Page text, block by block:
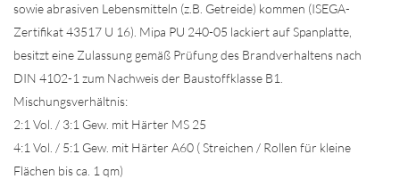
sowie abrasiven Lebensmitteln (z.B. Getreide) kommen (ISEGA-
Zertifikat 43517 U 16). Mipa PU 240-05 lackiert auf Spanplatte,
besitzt eine Zulassung gemäß Prüfung des Brandverhaltens nach
DIN 4102-1 zum Nachweis der Baustoffklasse B1.
Mischungsverhältnis:
2:1 Vol. / 3:1 Gew. mit Härter MS 25
4:1 Vol. / 5:1 Gew. mit Härter A60 ( Streichen / Rollen für kleine
Flächen bis ca. 1 qm)